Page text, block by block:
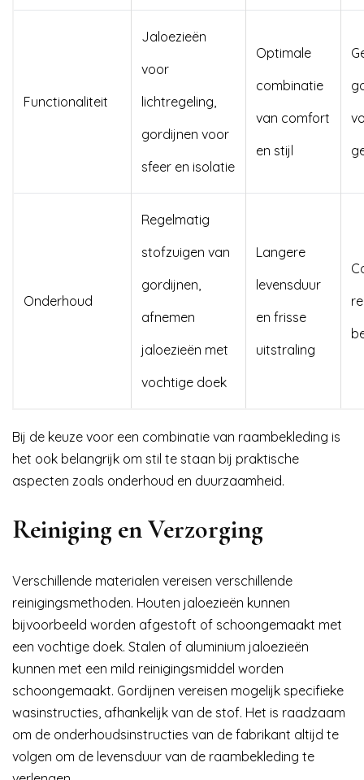
Functionaliteit
Jaloezieën
voor
lichtregeling,
gordijnen voor
sfeer en isolatie
Optimale
combinatie
van comfort
en stijl
Onderhoud
Regelmatig
stofzuigen van
gordijnen,
afnemen
jaloezieën met
vochtige doek
Langere
levensduur
en frisse
uitstraling
Bij de keuze voor een combinatie van raambekleding is
het ook belangrijk om stil te staan bij praktische
aspecten zoals onderhoud en duurzaamheid.
Reiniging en Verzorging
Verschillende materialen vereisen verschillende
reinigingsmethoden. Houten jaloezieën kunnen
bijvoorbeeld worden afgestoft of schoongemaakt met
een vochtige doek. Stalen of aluminium jaloezieën
kunnen met een mild reinigingsmiddel worden
schoongemaakt. Gordijnen vereisen mogelijk specifieke
wasinstructies, afhankelijk van de stof. Het is raadzaam
om de onderhoudsinstructies van de fabrikant altijd te
volgen om de levensduur van de raambekleding te